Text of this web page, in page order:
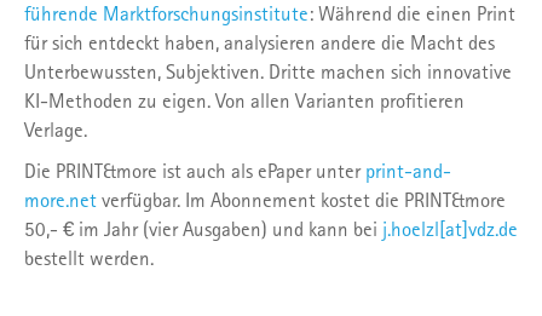
führende Marktforschungsinstitute: Während die einen Print
für sich entdeckt haben, analysieren andere die Macht des
Unterbewussten, Subjektiven. Dritte machen sich innovative
KI-Methoden zu eigen. Von allen Varianten profitieren
Verlage.
Die PRINT&more ist auch als ePaper unter print-and-
more.net verfügbar. Im Abonnement kostet die PRINT&more
50,- € im Jahr (vier Ausgaben) und kann bei j.hoelzl[at]vdz.de
bestellt werden.